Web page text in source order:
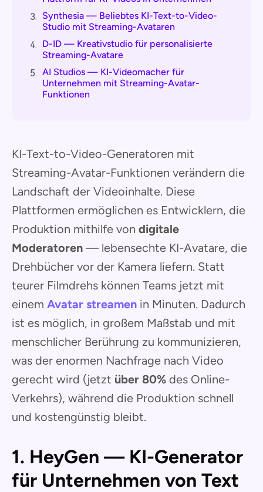
3. Synthesia — Beliebtes KI-Text-to-Video-
Studio mit Streaming-Avataren
4. D-ID — Kreativstudio für personalisierte
Streaming-Avatare
5. AI Studios — KI-Videomacher für
Unternehmen mit Streaming-Avatar-
Funktionen
KI-Text-to-Video-Generatoren mit
Streaming-Avatar-Funktionen verändern die
Landschaft der Videoinhalte. Diese
Plattformen ermöglichen es Entwicklern, die
Produktion mithilfe von digitale
Moderatoren — lebensechte KI-Avatare, die
Drehbücher vor der Kamera liefern. Statt
teurer Filmdrehs können Teams jetzt mit
einem Avatar streamen in Minuten. Dadurch
ist es möglich, in großem Maßstab und mit
menschlicher Berührung zu kommunizieren,
was der enormen Nachfrage nach Video
gerecht wird (jetzt über 80% des Online-
Verkehrs), während die Produktion schnell
und kostengünstig bleibt.
1. HeyGen — KI-Generator
für Unternehmen von Text